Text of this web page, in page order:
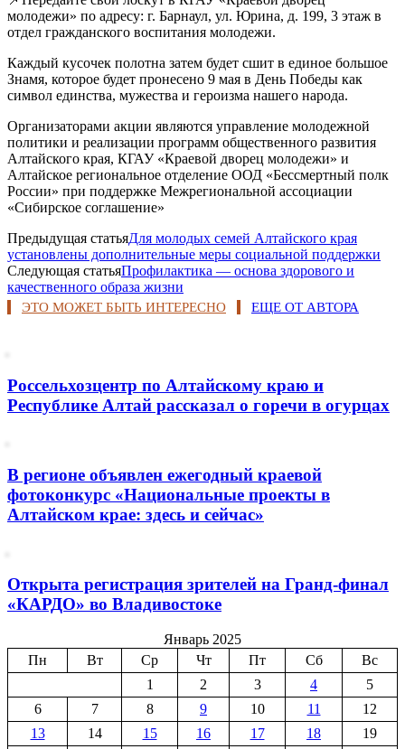
молодежи» по адресу: г. Барнаул, ул. Юрина, д. 199, 3 этаж в
отдел гражданского воспитания молодежи.
Каждый кусочек полотна затем будет сшит в единое большое
Знамя, которое будет пронесено 9 мая в День Победы как
символ единства, мужества и героизма нашего народа.
Организаторами акции являются управление молодежной
политики и реализации программ общественного развития
Алтайского края, КГАУ «Краевой дворец молодежи» и
Алтайское региональное отделение ООД «Бессмертный полк
России» при поддержке Межрегиональной ассоциации
«Сибирское соглашение»
Предыдущая статьяДля молодых семей Алтайского края
установлены дополнительные меры социальной поддержки
Следующая статьяПрофилактика — основа здорового и
качественного образа жизни
ЭТО МОЖЕТ БЫТЬ ИНТЕРЕСНО ЕЩЕ ОТ АВТОРА
Россельхозцентр по Алтайскому краю и
Республике Алтай рассказал о горечи в огурцах
В регионе объявлен ежегодный краевой
фотоконкурс «Национальные проекты в
Алтайском крае: здесь и сейчас»
Открыта регистрация зрителей на Гранд-финал
«КАРДО» во Владивостоке
Январь 2025
Пн
Вт Ср Чт Пт Сб
Вс
1
2 3 4
5
6
7 8 9 10 11
12
13
14 15 16 17 18
19